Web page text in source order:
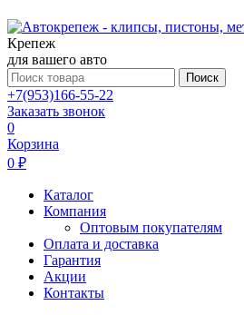
Крепеж
для вашего авто
Поиск
+7(953)166-55-22
Заказать звонок
0
Корзина
0 ₽
Каталог
Компания
Оптовым покупателям
Оплата и доставка
Гарантия
Акции
Контакты